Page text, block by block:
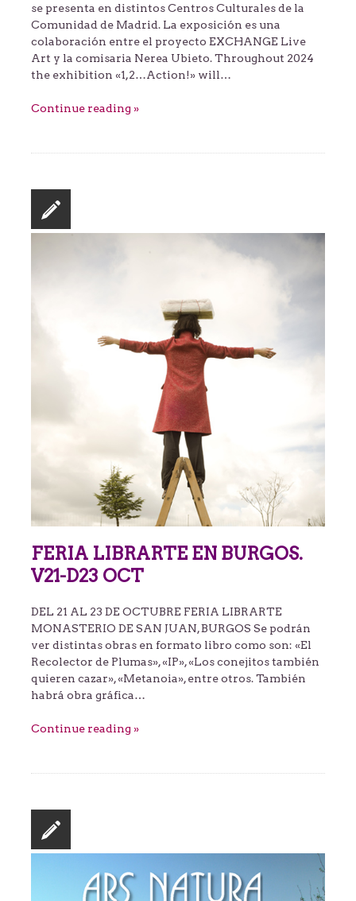
se presenta en distintos Centros Culturales de la
Comunidad de Madrid. La exposición es una
colaboración entre el proyecto EXCHANGE Live
Art y la comisaria Nerea Ubieto. Throughout 2024
the exhibition «1,2…Action!» will…
Continue reading »
FERIA LIBRARTE EN BURGOS.
V21-D23 OCT
DEL 21 AL 23 DE OCTUBRE FERIA LIBRARTE
MONASTERIO DE SAN JUAN, BURGOS Se podrán
ver distintas obras en formato libro como son: «El
Recolector de Plumas», «IP», «Los conejitos también
quieren cazar», «Metanoia», entre otros. También
habrá obra gráfica…
Continue reading »